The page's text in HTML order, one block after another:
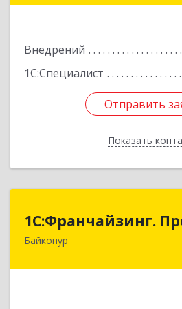
Внедрений
1С:Специалист
Отправить
Показать
Отправить
Назад
1С:Франчайзинг.
Байконур468320, Байконур г,